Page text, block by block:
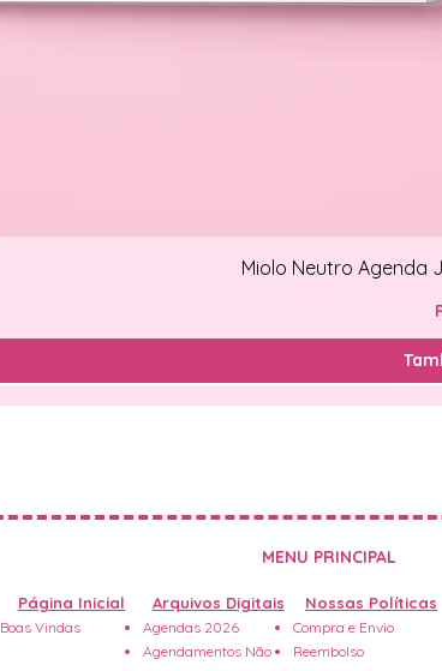
Miolo Neutro Agenda
MENU PRINCIPAL
Página Inicial
Boas Vindas
Arquivos Digitais
Agendas 2026
Agendamentos Não
Nossas Políticas
Compra e Envio
Reembolso